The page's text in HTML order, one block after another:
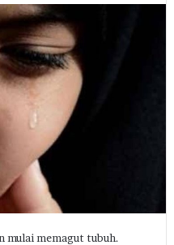
mulai memagut tubuh.